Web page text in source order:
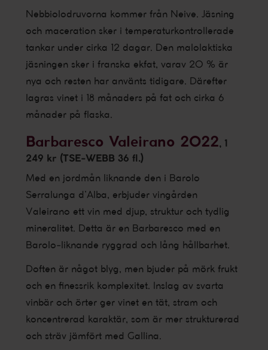
Nebbiolodruvorna kommer från Neive. Jäsning
och maceration sker i temperaturkontrollerade
tankar under cirka 12 dagar. Den malolaktiska
jäsningen sker i franska ekfat, varav 20 % är
nya och resten har använts tidigare. Därefter
lagras vinet i 18 månaders på fat och cirka 6
månader på flaska.
Barbaresco Valeirano 2022, 1
249 kr (TSE-WEBB 36 fl.)
Med en jordmån liknande den i Barolo
Serralunga d’Alba, erbjuder vingården
Valeirano ett vin med djup, struktur och tydlig
mineralitet. Detta är en Barbaresco med en
Barolo-liknande ryggrad och lång hållbarhet.
Doften är något blyg, men bjuder på mörk frukt
och en finessrik komplexitet. Inslag av svarta
vinbär och örter ger vinet en tät, stram och
koncentrerad karaktär, som är mer strukturerad
och sträv jämfört med Gallina.